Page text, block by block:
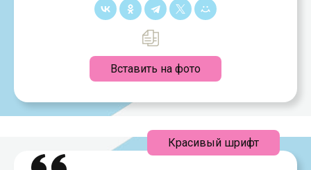
Вставить на фото
Красивый шрифт